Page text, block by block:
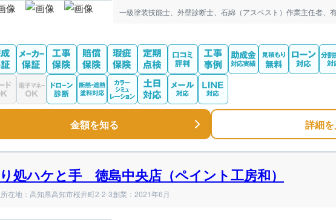
一級塗装技能士、外壁診断士、石綿（アスベスト）作業主任者、
金額を知る 詳細
処ハケと手 徳島中央店（ペイント工房和）
在地：高知県高知市桜井町2-2-3創業：2021年6月